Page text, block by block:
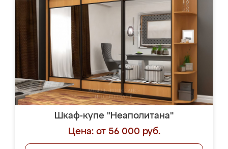
Шкаф-купе "Неаполитана"
Цена: от 56 000 руб.